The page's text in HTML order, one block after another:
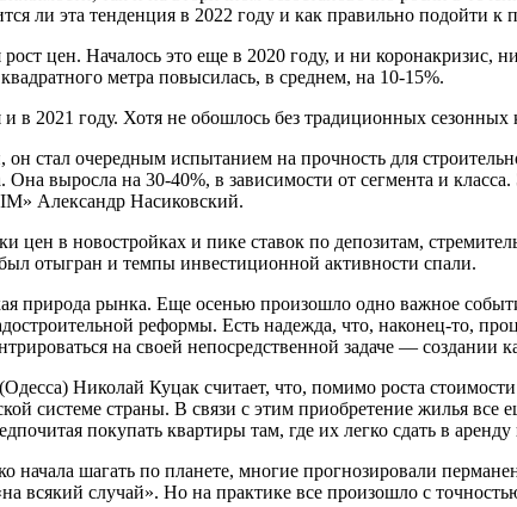
ли эта тенденция в 2022 году и как правильно подойти к
цен. Началось это еще в 2020 году, и ни коронакризис,
метра повысилась, в среднем, на 10-15%.
в 2021 году. Хотя не обошлось без традиционных
стал очередным испытанием на прочность для
Она выросла на 30-40%, в зависимости от сегмента и
Александр Насиковский.
цен в новостройках и пике ставок по депозитам,
отыгран и темпы инвестиционной активности спали.
природа рынка. Еще осенью произошло одно важное
реформы. Есть надежда, что, наконец-то,
на своей непосредственной задаче —
Николай Куцак считает, что, помимо роста
системе страны. В связи с этим приобретение жилья
покупать квартиры там, где их легко сдать в
начала шагать по планете, многие прогнозировали
всякий случай». Но на практике все произошло с